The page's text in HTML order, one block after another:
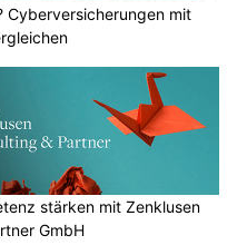
Cyberversicherungen mit
stärken mit Zenklusen
GmbH